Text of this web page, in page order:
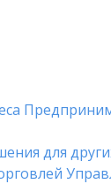
для